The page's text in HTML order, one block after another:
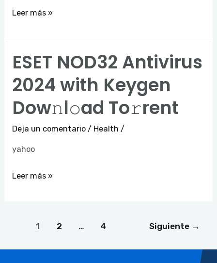
Leer más »
ESET NOD32 Antivirus
2024 with Keygen
Dow𝚗l𝚘ad To𝚛rent
Deja un comentario / Health /
yahoo
ESET
Antivirus
2024
with
Keygen
Dow𝚗l𝚘ad
Leer más »
1 2 … 4 Siguiente →